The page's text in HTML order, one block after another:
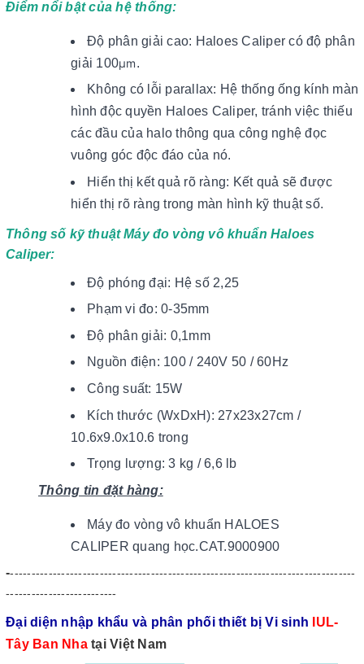
Điểm nổi bật của hệ thống:
Độ phân giải cao: Haloes Caliper có độ phân
giải 100µm.
Không có lỗi parallax: Hệ thống ống kính màn
hình độc quyền Haloes Caliper, tránh việc thiếu
các đầu của halo thông qua công nghệ đọc
vuông góc độc đáo của nó.
Hiển thị kết quả rõ ràng: Kết quả sẽ được
hiển thị rõ ràng trong màn hình kỹ thuật số.
Thông số kỹ thuật Máy đo vòng vô khuẩn Haloes
Caliper:
Độ phóng đại: Hệ số 2,25
Phạm vi đo: 0-35mm
Độ phân giải: 0,1mm
Nguồn điện: 100 / 240V 50 / 60Hz
Công suất: 15W
Kích thước (WxDxH): 27x23x27cm /
10.6x9.0x10.6 trong
Trọng lượng: 3 kg / 6,6 lb
Thông tin đặt hàng:
Máy đo vòng vô khuẩn HALOES
CALIPER quang học.CAT.9000900
----------------------------------------------------------------------------------
--------------------------
Đại diện nhập khẩu và phân phối thiết bị Vi sinh IUL-
Tây Ban Nhatại Việt Nam